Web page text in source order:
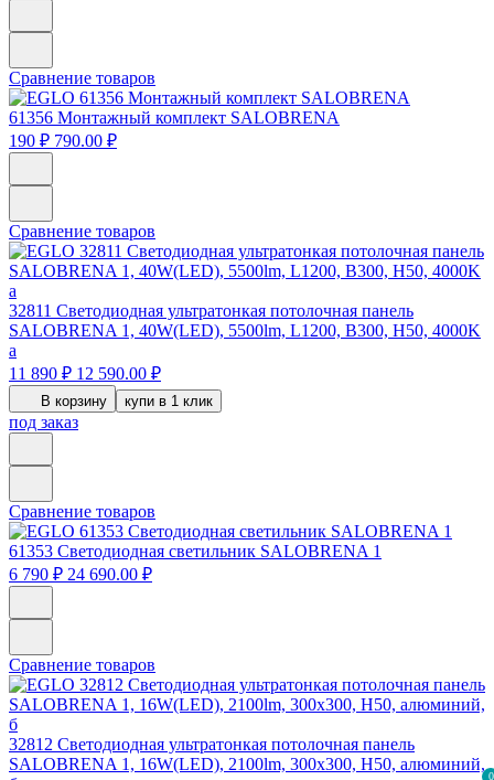
0
Сравнение товаров
61356 Монтажный комплект SALOBRENA
190 ₽ 790.00 ₽
Сравнение товаров
32811 Светодиодная ультратонкая потолочная панель
SALOBRENA 1, 40W(LED), 5500lm, L1200, B300, H50, 4000K
а
11 890 ₽ 12 590.00 ₽
В корзину купи в 1 клик
под заказ
Сравнение товаров
61353 Светодиодная светильник SALOBRENA 1
6 790 ₽ 24 690.00 ₽
Сравнение товаров
32812 Светодиодная ультратонкая потолочная панель
SALOBRENA 1, 16W(LED), 2100lm, 300х300, H50, алюминий,